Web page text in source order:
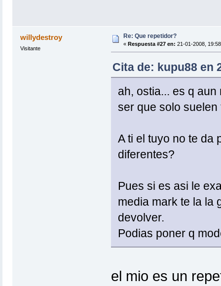
willydestroy
Visitante
Re: Que repetidor?
« Respuesta #27 en: 21-01-2008,
Cita de: kupu88 en
ah, ostia... es q
ser que solo
A ti el tuyo no te da
diferentes?
Pues si es asi le
media mark te la la
devolver.
Podias poner q
el mio es un